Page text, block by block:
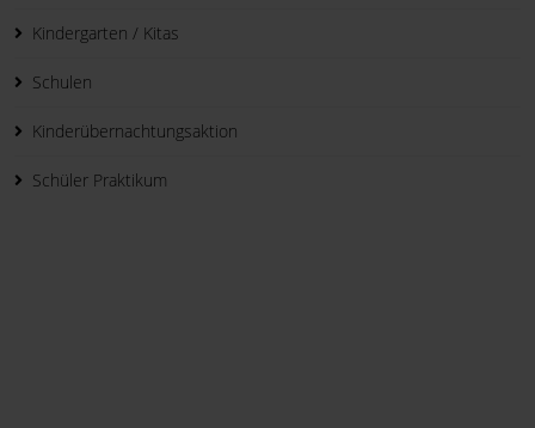
Kindergarten / Kitas
Schulen
Kinderübernachtungsaktion
Schüler Praktikum